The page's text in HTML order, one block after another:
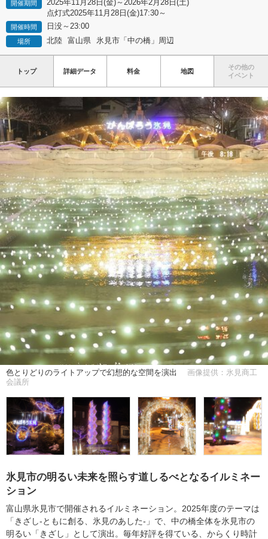
開催期間
2025年11月28日(金)～2026年2月28日(土)
点灯式2025年11月28日(金)17:30～
開催時間 日没～23:00
場所 北陸 富山県 氷見市「中の橋」周辺
トップ 詳細データ 料金 地図
その他の
イベント
色とりどりのライトアップで幻想的な空間を演出
画像提供：氷見商工
会議所
氷見市の明るい未来を照らす道しるべとなるイルミネー
ション
富山県氷見市で開催されるイルミネーション。2025年度のテーマは
「きざし-ともに創る、氷見のあした-」で、中の橋全体を氷見市の
明るい「きざし」として演出。毎年好評を得ている、からくり時計